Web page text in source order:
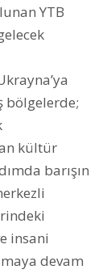
YTB
bölgelerde;
kültür
barışın
insani
devam